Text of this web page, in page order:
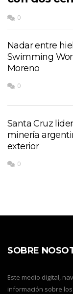
0
Nadar entre
Swimming
Moreno
0
Santa Cruz
minería
exterior
0
SOBRE
Este medio digital,
información sobre